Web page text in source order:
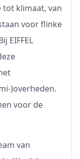
tot klimaat, van
voor flinke
EIFFEL
)overheden.
voor de
van